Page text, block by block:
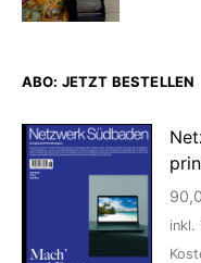
ABO: JETZT BESTELLEN
inkl.